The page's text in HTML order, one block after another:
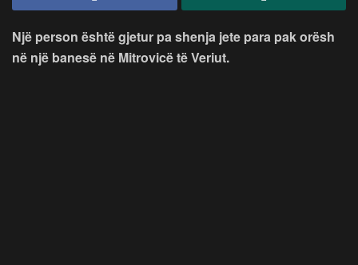
Një person është gjetur pa shenja jete para pak orësh
në një banesë në Mitrovicëtë Veriut.